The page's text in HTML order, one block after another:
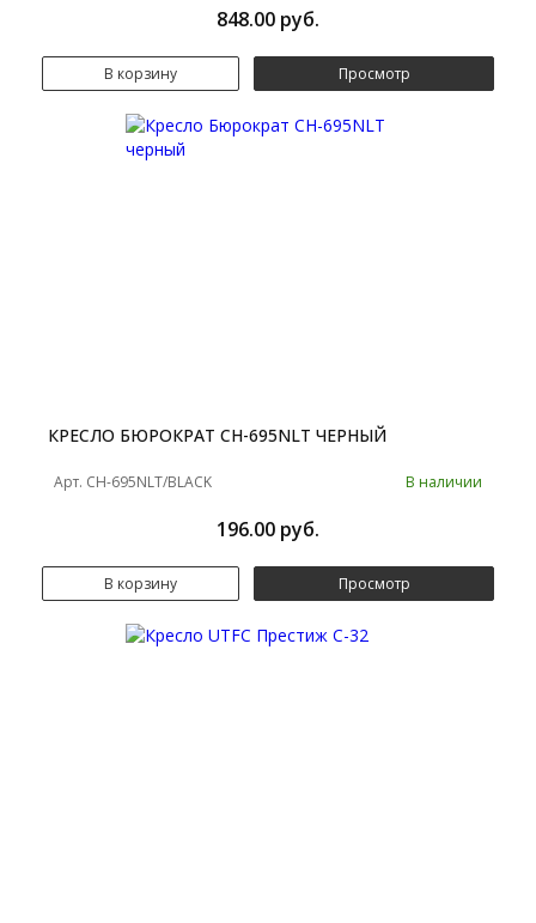
848.00 руб.
В корзину Просмотр
КРЕСЛО БЮРОКРАТ CH-695NLT ЧЕРНЫЙ
Арт. CH-695NLT/BLACK В наличии
196.00 руб.
В корзину Просмотр